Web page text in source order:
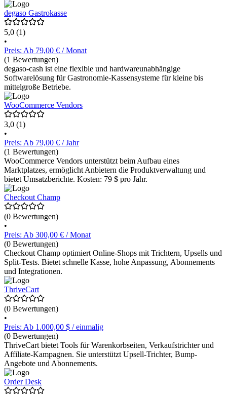
degaso Gastrokasse
5,0 (1)
•
Preis: Ab 79,00 € / Monat
(1 Bewertungen)
degaso-cash ist eine flexible und hardwareunabhängige
Softwarelösung für Gastronomie-Kassensysteme für kleine bis
mittelgroße Betriebe.
WooCommerce Vendors
3,0 (1)
•
Preis: Ab 79,00 € / Jahr
(1 Bewertungen)
WooCommerce Vendors unterstützt beim Aufbau eines
Marktplatzes, ermöglicht Anbietern die Produktverwaltung und
bietet Umsatzberichte. Kosten: 79 $ pro Jahr.
Checkout Champ
(0 Bewertungen)
•
Preis: Ab 300,00 € / Monat
(0 Bewertungen)
Checkout Champ optimiert Online-Shops mit Trichtern, Upsells und
Split-Tests. Bietet schnelle Kasse, hohe Anpassung, Abonnements
und Integrationen.
ThriveCart
(0 Bewertungen)
•
Preis: Ab 1.000,00 $ / einmalig
(0 Bewertungen)
ThriveCart bietet Tools für Warenkorbseiten, Verkaufstrichter und
Affiliate-Kampagnen. Sie unterstützt Upsell-Trichter, Bump-
Angebote und Abonnements.
Order Desk